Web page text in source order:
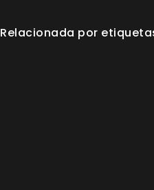
Relacionada por